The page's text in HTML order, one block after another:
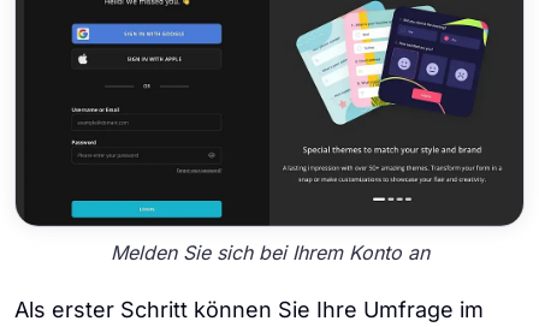
Melden Sie sich bei Ihrem Konto an
Als erster Schritt können Sie Ihre Umfrage im